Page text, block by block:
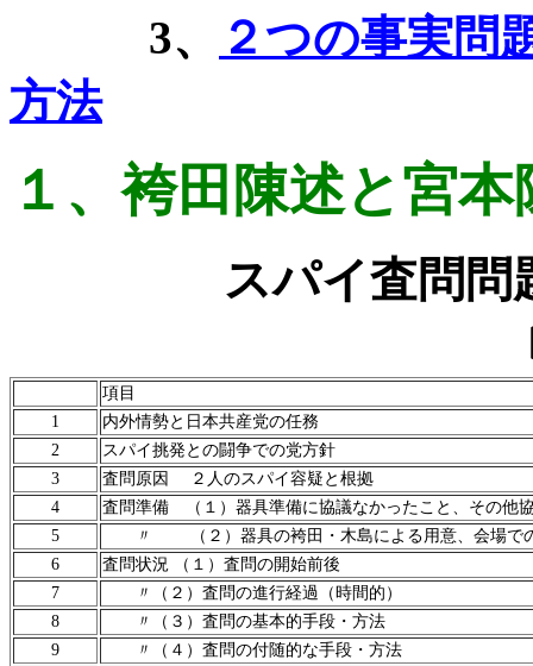
3、
２つの事実問
方法
１、袴田陳述と宮
スパイ査問問
項目
1
内外情勢と日本共産党の任務
2
スパイ挑発との闘争での党方針
3
査問原因 ２人のスパイ容疑と根拠
4
査問準備 （１）器具準備に協議なかったこと、その他
5
〃 （２）器具の袴田・木島による用意、会場で
6
査問状況 （１）査問の開始前後
7
〃（２）査問の進行経過（時間的）
8
〃（３）査問の基本的手段・方法
9
〃（４）査問の付随的な手段・方法